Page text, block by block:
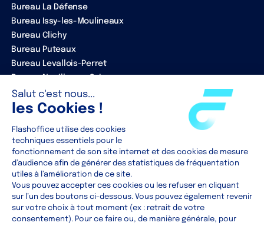
Bureau La Défense
Bureau Issy-les-Moulineaux
Bureau Clichy
Bureau Puteaux
Bureau Levallois-Perret
ENTREPRISE
Notre équipe
Nos partenaires
Clients
Contact
RESOURCES
Actualités
Blog
Guides
Toutes les ressources